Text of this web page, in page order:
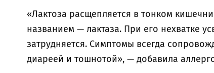
«Лактоза расщепляется в тонком
названием — лактаза. При его нехватке
затрудняется. Симптомы всегда
диареей и тошнотой», — добавила